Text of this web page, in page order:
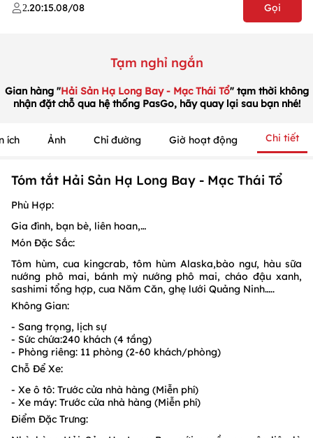
2.20:15.08/08 Gọi
Tạm nghỉ ngắn
Gian hàng "Hải Sản Hạ Long Bay - Mạc Thái Tổ" tạm thời không
nhận đặt chỗ qua hệ thống PasGo, hãy quay lại sau bạn nhé!
ích Ảnh Chỉ đường Giờ hoạt động Chi tiết
Tóm tắt Hải Sản Hạ Long Bay - Mạc Thái Tổ
Phù Hợp:
Gia đình, bạn bè, liên hoan,…
Món Đặc Sắc:
Tôm hùm, cua kingcrab, tôm hùm Alaska,bào ngư, hàu sữa
nướng phô mai, bánh mỳ nướng phô mai, cháo đậu xanh,
sashimi tổng hợp, cua Năm Căn, ghẹ lưới Quảng Ninh…..
Không Gian:
- Sang trọng, lịch sự
- Sức chứa:240 khách (4 tầng)
- Phòng riêng: 11 phòng (2-60 khách/phòng)
Chỗ Để Xe:
- Xe ô tô: Trước cửa nhà hàng (Miễn phí)
- Xe máy: Trước cửa nhà hàng (Miễn phí)
Điểm Đặc Trưng: